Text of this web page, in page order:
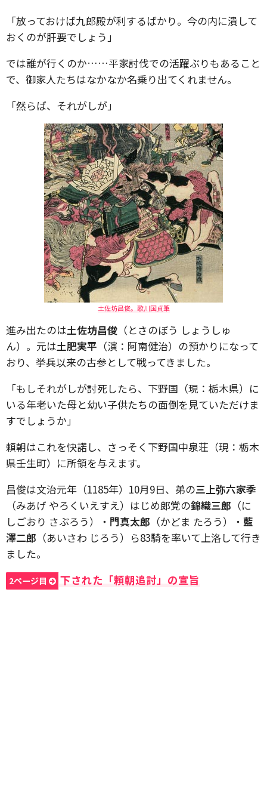
「放っておけば九郎殿が利するばかり。今の内に潰して
おくのが肝要でしょう」
では誰が行くのか……平家討伐での活躍ぶりもあること
で、御家人たちはなかなか名乗り出てくれません。
「然らば、それがしが」
土佐坊昌俊。歌川国貞筆
進み出たのは土佐坊昌俊 （とさのぼう しょうしゅ
ん）。元は土肥実平 （演：阿南健治）の預かりになって
おり、挙兵以来の古参として戦ってきました。
「もしそれがしが討死したら、下野国（現：栃木県）に
いる年老いた母と幼い子供たちの面倒を見ていただけま
すでしょうか」
頼朝はこれを快諾し、さっそく下野国中泉荘（現：栃木
県壬生町）に所領を与えます。
昌俊は文治元年（1185年）10月9日、弟の三上弥六家季
（みあげ やろくいえすえ）はじめ郎党の錦織三郎 （に
しごおり さぶろう）・ 門真太郎 （かどま たろう）・ 藍
澤二郎 （あいさわ じろう）ら83騎を率いて上洛して行き
ました。
2ページ目 下された「頼朝追討」の宣旨